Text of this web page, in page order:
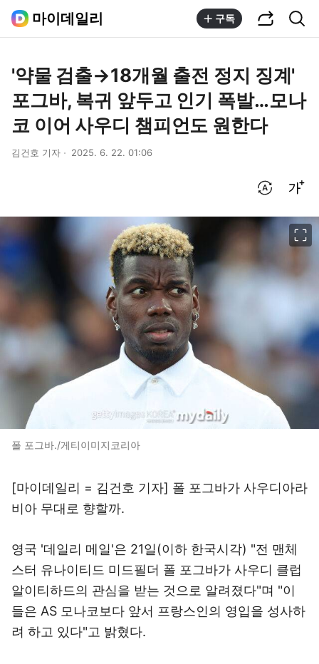
마이데일리 구독
'약물 검출→18개월 출전 정지 징계'
포그바, 복귀 앞두고 인기 폭발…모나
코 이어 사우디 챔피언도 원한다
김건호 기자 2025. 6. 22. 01:06
폴 포그바./게티이미지코리아
[마이데일리 = 김건호 기자] 폴 포그바가 사우디아라
비아 무대로 향할까.
영국 '데일리 메일'은 21일(이하 한국시각) "전 맨체
스터 유나이티드 미드필더 폴 포그바가 사우디 클럽
알이티하드의 관심을 받는 것으로 알려졌다"며 "이
들은 AS 모나코보다 앞서 프랑스인의 영입을 성사하
려 하고 있다"고 밝혔다.